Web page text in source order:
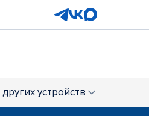
других устройств